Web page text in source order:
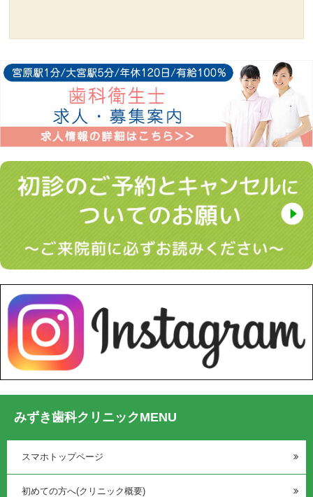
みずき歯科クリニックMENU
スマホトップページ
初めての方へ(クリニック概要)